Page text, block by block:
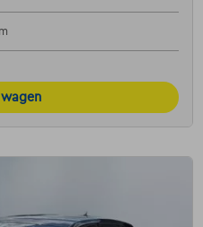
wagen